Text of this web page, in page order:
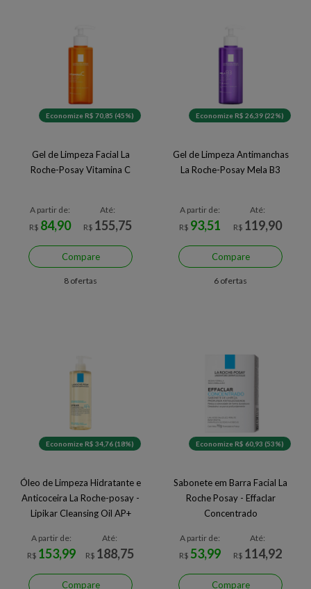
Economize R$ 70,85 (45%)
Gel de Limpeza Facial La
Roche-Posay Vitamina C
A partir de:
R$ 84,90
Até:
R$ 155,75
Compare
8 ofertas
Economize R$ 26,39 (22%)
Gel de Limpeza Antimanchas
La Roche-Posay Mela B3
A partir de:
R$ 93,51
Até:
R$ 119,90
Compare
6 ofertas
Economize R$ 34,76 (18%)
Óleo de Limpeza Hidratante e
Anticoceira La Roche-posay -
Lipikar Cleansing Oil AP+
A partir de:
R$ 153,99
Até:
R$ 188,75
Compare
Economize R$ 60,93 (53%)
Sabonete em Barra Facial La
Roche Posay - Effaclar
Concentrado
A partir de:
R$ 53,99
Até:
R$ 114,92
Compare